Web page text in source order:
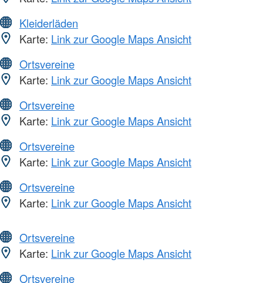
Kleiderläden
Karte: Link zur Google Maps Ansicht
Ortsvereine
Karte: Link zur Google Maps Ansicht
Ortsvereine
Karte: Link zur Google Maps Ansicht
Ortsvereine
Karte: Link zur Google Maps Ansicht
Ortsvereine
Karte: Link zur Google Maps Ansicht
Ortsvereine
Karte: Link zur Google Maps Ansicht
Ortsvereine